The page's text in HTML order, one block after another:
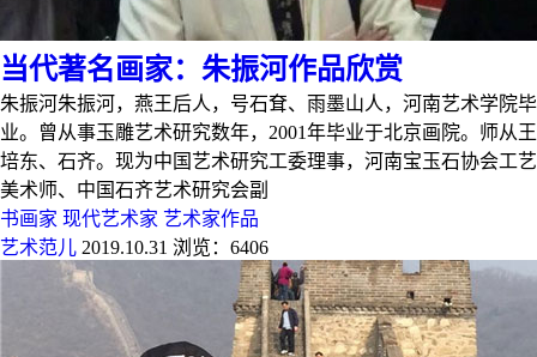
当代著名画家：朱振河作品欣赏
朱振河朱振河，燕王后人，号石耷、雨墨山人，河南艺术学院毕
业。曾从事玉雕艺术研究数年，2001年毕业于北京画院。师从王
培东、石齐。现为中国艺术研究工委理事，河南宝玉石协会工艺
美术师、中国石齐艺术研究会副
书画家 现代艺术家 艺术家作品
艺术范儿 2019.10.31 浏览：6406